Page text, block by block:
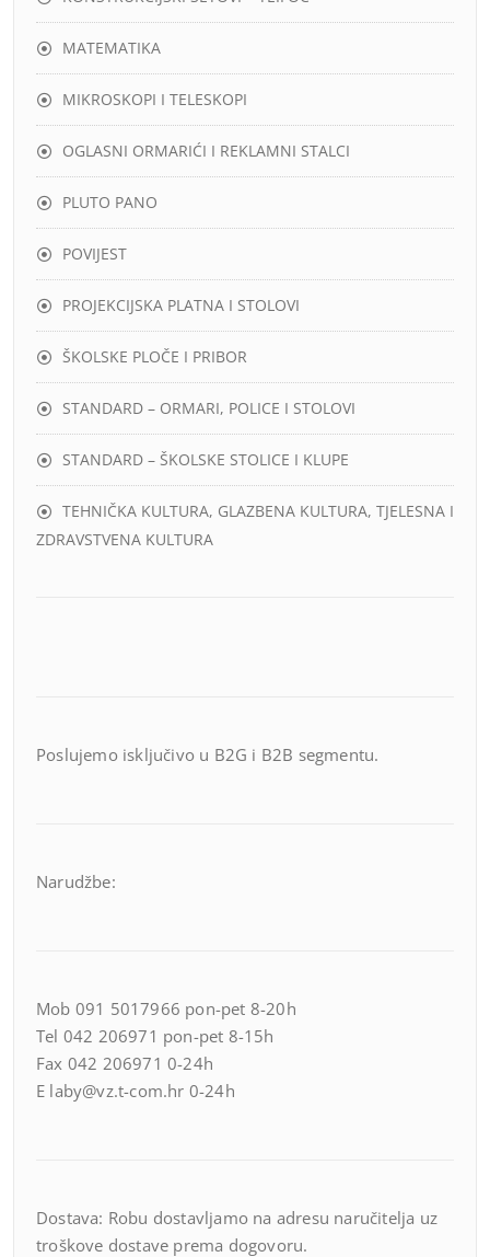
MATEMATIKA
MIKROSKOPI I TELESKOPI
OGLASNI ORMARIĆI I REKLAMNI STALCI
PLUTO PANO
POVIJEST
PROJEKCIJSKA PLATNA I STOLOVI
ŠKOLSKE PLOČE I PRIBOR
STANDARD – ORMARI, POLICE I STOLOVI
STANDARD – ŠKOLSKE STOLICE I KLUPE
TEHNIČKA KULTURA, GLAZBENA KULTURA, TJELESNA I
ZDRAVSTVENA KULTURA
Poslujemo isključivo u B2G i B2B segmentu.
Narudžbe:
Mob 091 5017966 pon-pet 8-20h
Tel 042 206971 pon-pet 8-15h
Fax 042 206971 0-24h
E laby@vz.t-com.hr 0-24h
Dostava: Robu dostavljamo na adresu naručitelja uz
troškove dostave prema dogovoru.